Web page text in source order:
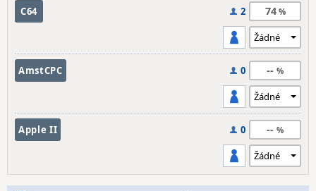
C64 2 74
AmstCPC 0 --
Apple II 0 --